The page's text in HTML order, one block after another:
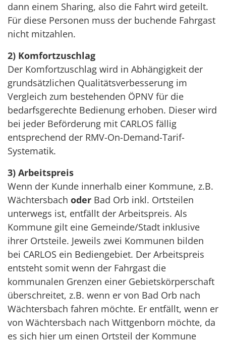
dann einem Sharing, also die Fahrt wird geteilt.
Für diese Personen muss der buchende Fahrgast
nicht mitzahlen.
2) Komfortzuschlag
Der Komfortzuschlag wird in Abhängigkeit der
grundsätzlichen Qualitätsverbesserung im
Vergleich zum bestehenden ÖPNV für die
bedarfsgerechte Bedienung erhoben. Dieser wird
bei jeder Beförderung mit CARLOS fällig
entsprechend der RMV-On-Demand-Tarif-
Systematik.
3) Arbeitspreis
Wenn der Kunde innerhalb einer Kommune, z.B.
Wächtersbach oder Bad Orb inkl. Ortsteilen
unterwegs ist, entfällt der Arbeitspreis. Als
Kommune gilt eine Gemeinde/Stadt inklusive
ihrer Ortsteile. Jeweils zwei Kommunen bilden
bei CARLOS ein Bediengebiet. Der Arbeitspreis
entsteht somit wenn der Fahrgast die
kommunalen Grenzen einer Gebietskörperschaft
überschreitet, z.B. wenn er von Bad Orb nach
Wächtersbach fahren möchte. Er entfällt, wenn er
von Wächtersbach nach Wittgenborn möchte, da
es sich hier um einen Ortsteil der Kommune